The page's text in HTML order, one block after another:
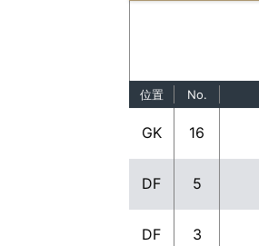
位置 No.
GK 16
DF 5
DF 3